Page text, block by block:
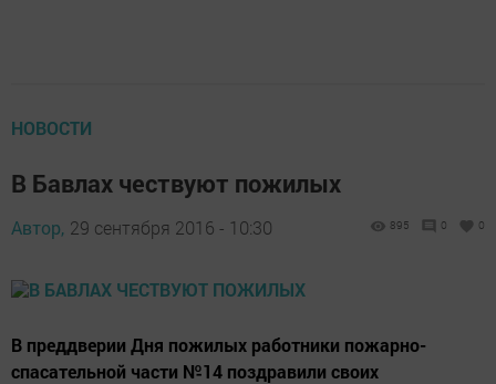
НОВОСТИ
В Бавлах чествуют пожилых
Автор, 29 сентября 2016 - 10:30 895 0 0
В преддверии Дня пожилых работники пожарно-
спасательной части №14 поздравили своих